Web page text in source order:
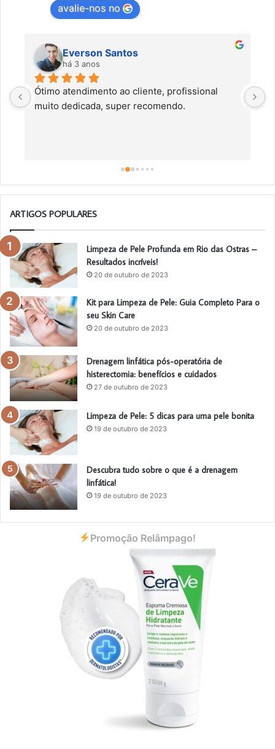
avalie-nos no
Everson Santos
há 3 anos
Ótimo atendimento ao cliente, profissional
muito dedicada, super recomendo.
ARTIGOS POPULARES
Limpeza de Pele Profunda em Rio das Ostras –
Resultados incríveis!
20 de outubro de 2023
Kit para Limpeza de Pele: Guia Completo Para o
seu Skin Care
20 de outubro de 2023
Drenagem linfática pós-operatória de
histerectomia: benefícios e cuidados
27 de outubro de 2023
Limpeza de Pele: 5 dicas para uma pele bonita
19 de outubro de 2023
Descubra tudo sobre o que é a drenagem
linfática!
19 de outubro de 2023
Promoção Relâmpago!